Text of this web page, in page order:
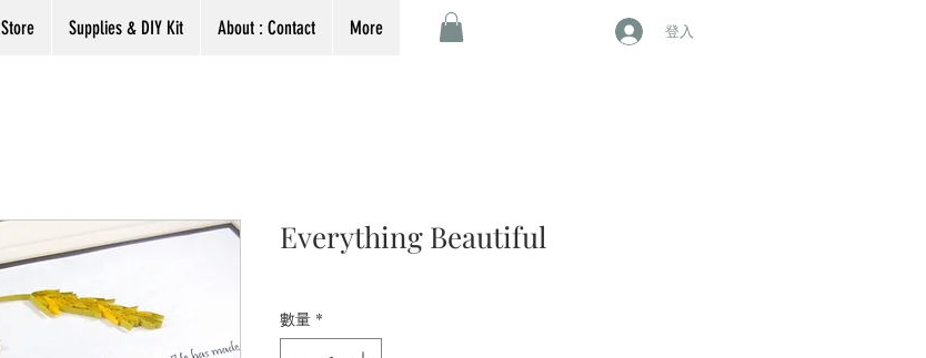
Supplies & DIY Kit About : Contact More 登入
Everything Beautiful
數量 *